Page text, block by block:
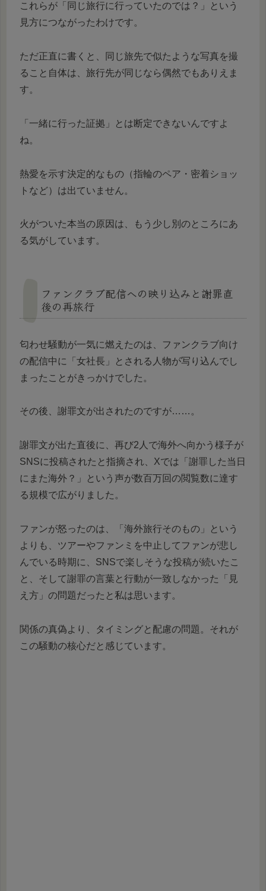
これらが「同じ旅行に行っていたのでは？」という
見方につながったわけです。
ただ正直に書くと、同じ旅先で似たような写真を撮
ること自体は、旅行先が同じなら偶然でもありえま
す。
「一緒に行った証拠」とは断定できないんですよ
ね。
熱愛を示す決定的なもの（指輪のペア・密着ショッ
トなど）は出ていません。
火がついた本当の原因は、もう少し別のところにあ
る気がしています。
ファンクラブ配信への映り込みと謝罪直
後の再旅行
匂わせ騒動が一気に燃えたのは、ファンクラブ向け
の配信中に「女社長」とされる人物が写り込んでし
まったことがきっかけでした。
その後、謝罪文が出されたのですが……。
謝罪文が出た直後に、再び2人で海外へ向かう様子が
SNSに投稿されたと指摘され、Xでは「謝罪した当日
にまた海外？」という声が数百万回の閲覧数に達す
る規模で広がりました。
ファンが怒ったのは、「海外旅行そのもの」という
よりも、ツアーやファンミを中止してファンが悲し
んでいる時期に、SNSで楽しそうな投稿が続いたこ
と、そして謝罪の言葉と行動が一致しなかった「見
え方」の問題だったと私は思います。
関係の真偽より、タイミングと配慮の問題。それが
この騒動の核心だと感じています。